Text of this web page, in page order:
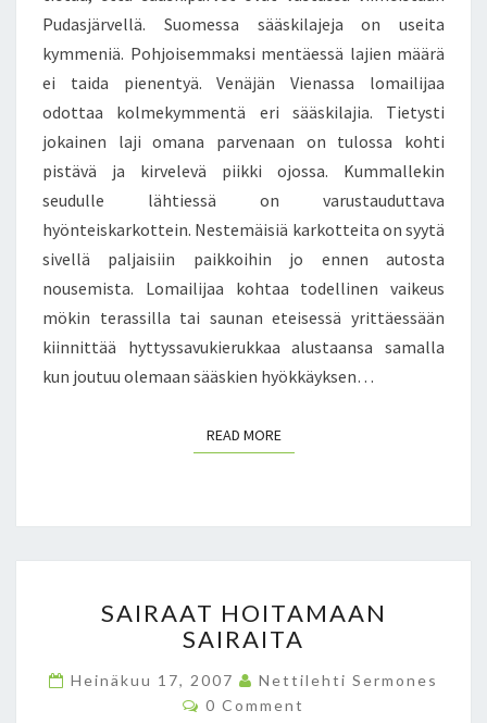
U
I
E
R
U
A
P
Y
S
Y
E
J
Ä
J
T
E
N
S
E
Pudasjärvellä. Suomessa sääskilajeja on useita
kymmeniä. Pohjoisemmaksi mentäessä lajien määrä
ei taida pienentyä. Venäjän Vienassa lomailijaa
odottaa kolmekymmentä eri sääskilajia. Tietysti
jokainen laji omana parvenaan on tulossa kohti
pistävä ja kirvelevä piikki ojossa. Kummallekin
seudulle lähtiessä on varustauduttava
hyönteiskarkottein. Nestemäisiä karkotteita on syytä
sivellä paljaisiin paikkoihin jo ennen autosta
nousemista. Lomailijaa kohtaa todellinen vaikeus
mökin terassilla tai saunan eteisessä yrittäessään
kiinnittää hyttyssavukierukkaa alustaansa samalla
kun joutuu olemaan sääskien hyökkäyksen…
READ MOREREAD MORE
A
I
A
A
SAIRAAT HOITAMAAN
SAIRAITA
Heinäkuu 17, 2007
Nettilehti Sermones
C
O
0 Comment